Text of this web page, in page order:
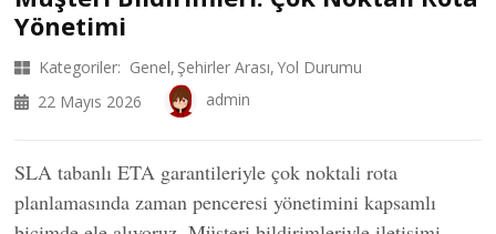
Yönetimi
Kategoriler: Genel Şehirler Arası Yol Durumu
22 Mayıs 2026
admin
SLA tabanlı ETA garantileriyle çok noktali rota
planlamasında zaman penceresi yönetimini kapsamlı